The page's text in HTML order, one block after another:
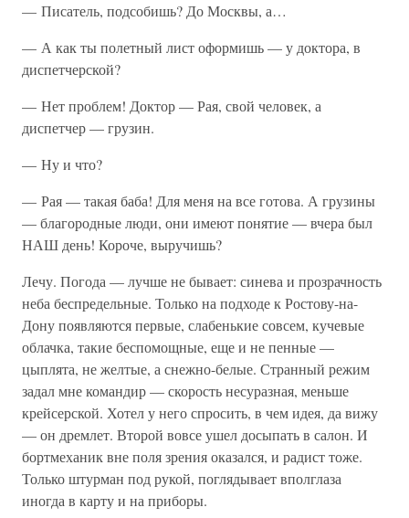
— Писатель, подсобишь? До Москвы, а…
— А как ты полетный лист оформишь — у доктора, в
диспетчерской?
— Нет проблем! Доктор — Рая, свой человек, а
диспетчер — грузин.
— Ну и что?
— Рая — такая баба! Для меня на все готова. А грузины
— благородные люди, они имеют понятие — вчера был
НАШ день! Короче, выручишь?
Лечу. Погода — лучше не бывает: синева и прозрачность
неба беспредельные. Только на подходе к Ростову-на-
Дону появляются первые, слабенькие совсем, кучевые
облачка, такие беспомощные, еще и не пенные —
цыплята, не желтые, а снежно-белые. Странный режим
задал мне командир — скорость несуразная, меньше
крейсерской. Хотел у него спросить, в чем идея, да вижу
— он дремлет. Второй вовсе ушел досыпать в салон. И
бортмеханик вне поля зрения оказался, и радист тоже.
Только штурман под рукой, поглядывает вполглаза
иногда в карту и на приборы.